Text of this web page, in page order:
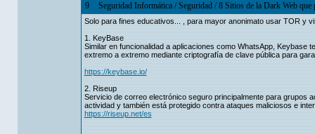
9 Seguridad Informática/Seguridad/8 Sitios de la Dark Web
Solo para fines educativos... , para mayor anonimato usar TOR y
1. KeyBase
Similar en funcionalidad a aplicaciones como WhatsApp,
extremo a extremo mediante criptografía de clave pública para
https://keybase.io/
2. Riseup
Servicio de correo electrónico seguro principalmente para grupos
actividad y también está protegido contra ataques maliciosos e
https://riseup.net/es